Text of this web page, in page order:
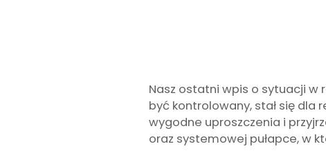
Nasz ostatni wpis o sytuacji w
być kontrolowany, stał się dla
wygodne uproszczenia i
oraz systemowej pułapce, w